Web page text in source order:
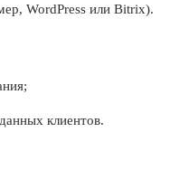
WordPress или Bitrix).
клиентов.